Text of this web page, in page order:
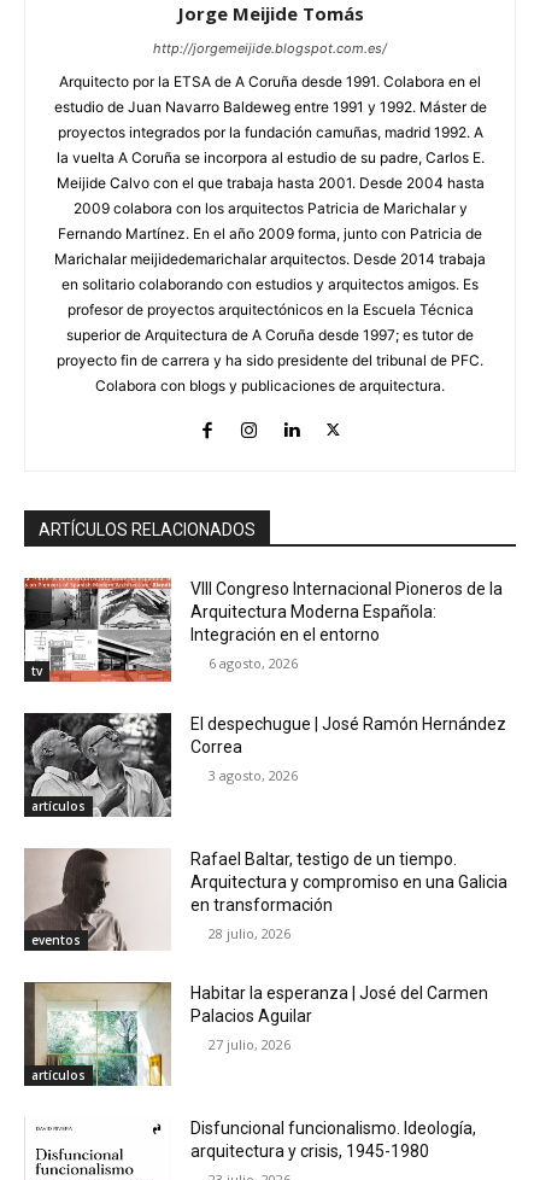
Jorge Meijide Tomás
http://jorgemeijide.blogspot.com.es/
Arquitecto por la ETSA de A Coruña desde 1991. Colabora en el
estudio de Juan Navarro Baldeweg entre 1991 y 1992. Máster de
proyectos integrados por la fundación camuñas, madrid 1992. A
la vuelta A Coruña se incorpora al estudio de su padre, Carlos E.
Meijide Calvo con el que trabaja hasta 2001. Desde 2004 hasta
2009 colabora con los arquitectos Patricia de Marichalar y
Fernando Martínez. En el año 2009 forma, junto con Patricia de
Marichalar meijidedemarichalar arquitectos. Desde 2014 trabaja
en solitario colaborando con estudios y arquitectos amigos. Es
profesor de proyectos arquitectónicos en la Escuela Técnica
superior de Arquitectura de A Coruña desde 1997; es tutor de
proyecto fin de carrera y ha sido presidente del tribunal de PFC.
Colabora con blogs y publicaciones de arquitectura.
ARTÍCULOS RELACIONADOS
tv
VIII Congreso Internacional Pioneros de la
Arquitectura Moderna Española:
Integración en el entorno
6 agosto, 2026
artículos
El despechugue | José Ramón Hernández
Correa
3 agosto, 2026
eventos
Rafael Baltar, testigo de un tiempo.
Arquitectura y compromiso en una Galicia
en transformación
28 julio, 2026
artículos
Habitar la esperanza | José del Carmen
Palacios Aguilar
27 julio, 2026
Disfuncional funcionalismo. Ideología,
arquitectura y crisis, 1945-1980